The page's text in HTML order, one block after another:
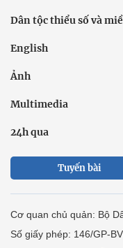
Dân tộc thiểu số và
English
Ảnh
Multimedia
24h qua
Tuyến bài
Cơ quan chủ quản: Bộ
Số giấy phép: 146/GP-